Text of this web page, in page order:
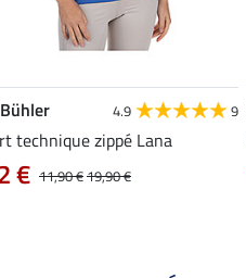
4.9 9
technique zippé Lana
11,90 €19,90 €
€